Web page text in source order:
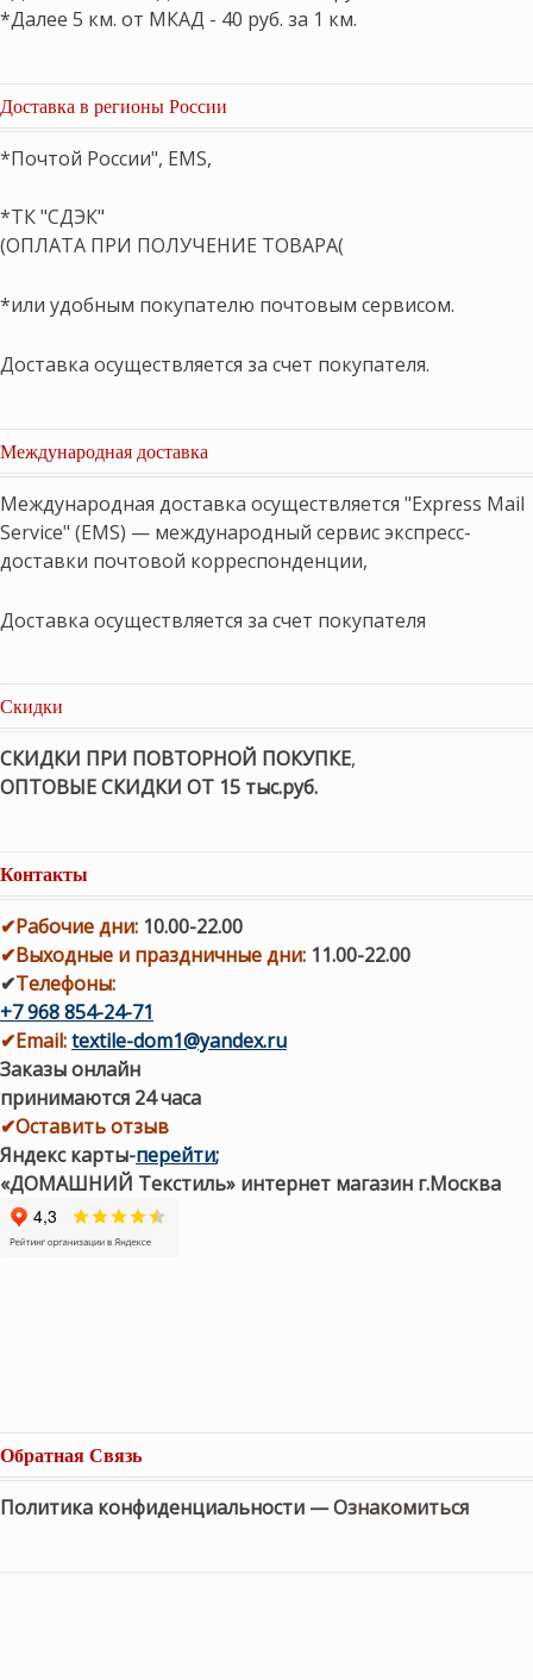
*Далее 5 км. от МКАД - 40 руб. за 1 км.
Доставка в регионы России
*Почтой России", EMS,
*ТК "СДЭК"
(ОПЛАТА ПРИ ПОЛУЧЕНИЕ ТОВАРА(
*или удобным покупателю почтовым сервисом.
Доставка осуществляется за счет покупателя.
Международная доставка
Международная доставка осуществляется "Express Mail
Service" (EMS) — международный сервис экспресс-
доставки почтовой корреспонденции,
Доставка осуществляется за счет покупателя
Скидки
СКИДКИ ПРИ ПОВТОРНОЙ ПОКУПКЕ,
ОПТОВЫЕ СКИДКИ ОТ 15 тыс.руб.
Контакты
✔Рабочие дни: 10.00-22.00
✔Выходные и праздничные дни: 11.00-22.00
✔Телефоны:
+7 968 854-24-71
✔Email:textile-dom1@yandex.ru
Заказы онлайн
принимаются 24 часа
✔Оставить отзыв
Яндекс карты-перейти;
«ДОМАШНИЙ Текстиль» интернет магазин г.Москва
Обратная Связь
Политика конфиденциальности —Ознакомиться